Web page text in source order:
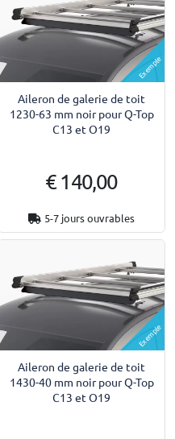
Exemple
Aileron de galerie de toit
1230-63 mm noir pour Q-Top
C13 et O19
€ 140,00
5-7 jours ouvrables
Exemple
Aileron de galerie de toit
1430-40 mm noir pour Q-Top
C13 et O19